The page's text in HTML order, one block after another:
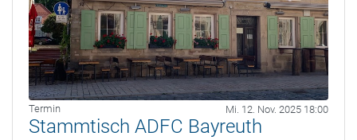
Termin Mi. 12. Nov. 2025 18:00
Stammtisch ADFC Bayreuth